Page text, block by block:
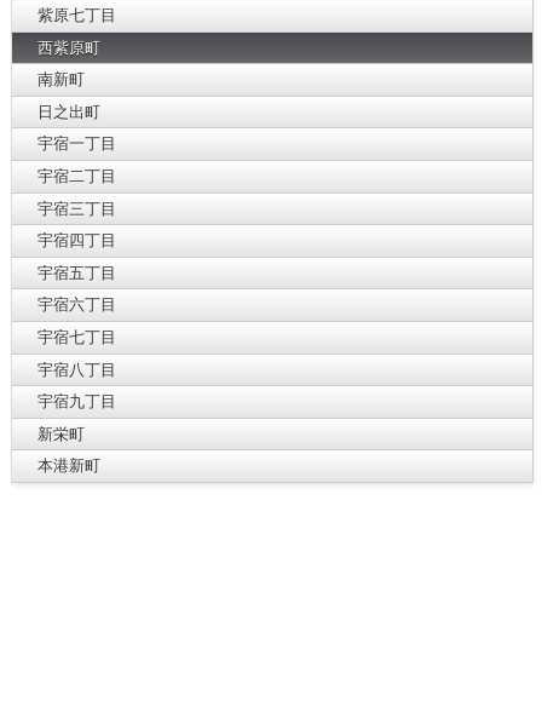
紫原七丁目
西紫原町
南新町
日之出町
宇宿一丁目
宇宿二丁目
宇宿三丁目
宇宿四丁目
宇宿五丁目
宇宿六丁目
宇宿七丁目
宇宿八丁目
宇宿九丁目
新栄町
本港新町